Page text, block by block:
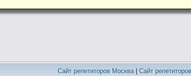
Сайт репетиторов Москва|Сайт